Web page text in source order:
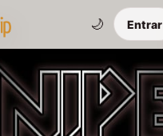
🌙 Entrar